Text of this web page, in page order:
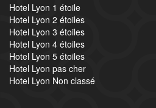
Hotel Lyon 1 étoile
Hotel Lyon 2 étoiles
Hotel Lyon 3 étoiles
Hotel Lyon 4 étoiles
Hotel Lyon 5 étoiles
Hotel Lyon pas cher
Hotel Lyon Non classé